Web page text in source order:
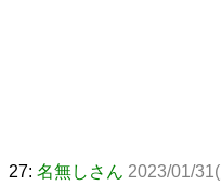
27: 名無しさん 2023/01/